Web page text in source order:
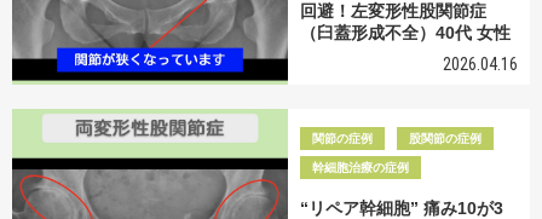
回避！左変形性股関節症
（臼蓋形成不全）40代 女性
2026.04.16
関節の症例 股関節の症例
幹細胞治療の症例
“リペア幹細胞” 痛み10が3